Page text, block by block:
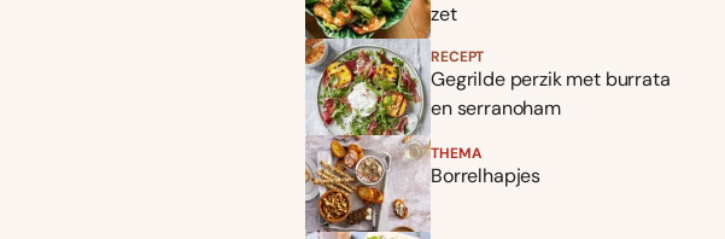
zet
RECEPT
Gegrilde perzik met burrata
en serranoham
THEMA
Borrelhapjes